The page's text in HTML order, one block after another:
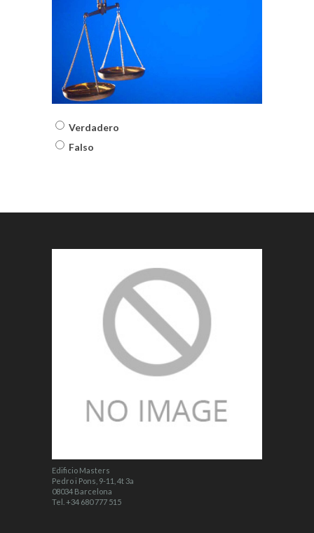
Hay vigente una ley que
incluye la prevención de
riesgos por exposición
laboral a nanomateriales
Verdadero
Falso
Edificio Masters
Pedro i Pons, 9-11, 4t 3a
08034 Barcelona
Tel. +34 680 777 515